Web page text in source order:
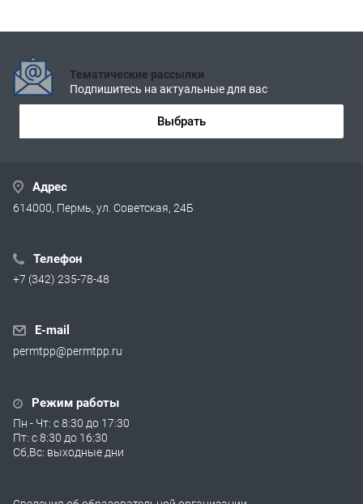
Тематические рассылки
Подпишитесь на актуальные для вас
Выбрать
Адрес
614000, Пермь, ул. Советская, 24Б
Телефон
+7 (342) 235-78-48
E-mail
permtpp@permtpp.ru
Режим работы
Пн - Чт: с 8:30 до 17:30
Пт: с 8:30 до 16:30
Сб,Вс: выходные дни